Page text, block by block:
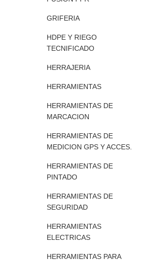
GRIFERIA
HDPE Y RIEGO
TECNIFICADO
HERRAJERIA
HERRAMIENTAS
HERRAMIENTAS DE
MARCACION
HERRAMIENTAS DE
MEDICION GPS Y ACCES.
HERRAMIENTAS DE
PINTADO
HERRAMIENTAS DE
SEGURIDAD
HERRAMIENTAS
ELECTRICAS
HERRAMIENTAS PARA